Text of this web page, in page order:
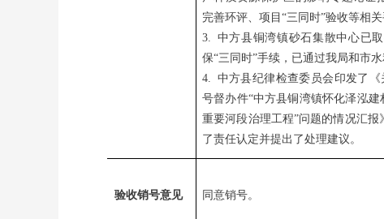
完善环评、项目“三同时”验收等相关
3. 中方县铜湾镇砂石集散中心已
保“三同时”手续，已通过我局和市水
4. 中方县纪律检查委员会印发了
号督办件“中方县铜湾镇怀化泽泓
重要河段治理工程”问题的情况汇
了责任认定并提出了处理建议。
验收销号意见 同意销号。